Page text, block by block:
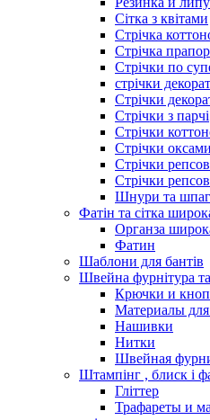
Сітка з квітами
Стрічка
Стрічка прапор
Стрічки по
стрічки
Стрічки
Стрічки з парчі
Стрічки
Стрічки
Стрічки
Стрічки
Шнури та
Фатін та сітка
Органза
Фатин
Шаблони для бантів
Швейна фурнітура
Крючки и
Материалы
Нашивки
Нитки
Швейная
Штампінг , блиск і
Гліттер
Трафареты и